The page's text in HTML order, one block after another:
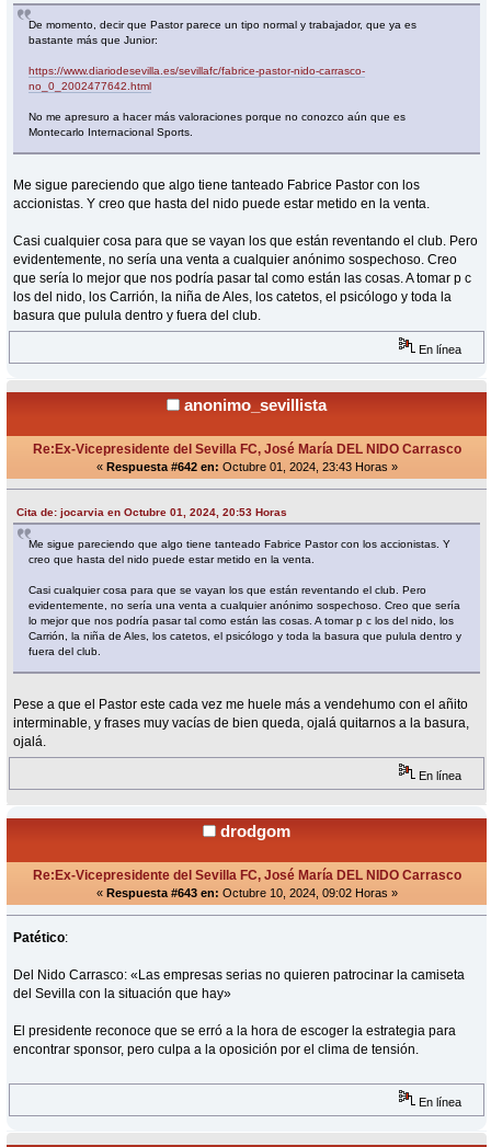
De momento, decir que Pastor parece un tipo normal y trabajador, que ya es
bastante más que Junior:
https://www.diariodesevilla.es/sevillafc/fabrice-pastor-nido-carrasco-
no_0_2002477642.html
No me apresuro a hacer más valoraciones porque no conozco aún que es
Montecarlo Internacional Sports.
Me sigue pareciendo que algo tiene tanteado Fabrice Pastor con los
accionistas. Y creo que hasta del nido puede estar metido en la venta.
Casi cualquier cosa para que se vayan los que están reventando el club. Pero
evidentemente, no sería una venta a cualquier anónimo sospechoso. Creo
que sería lo mejor que nos podría pasar tal como están las cosas. A tomar p c
los del nido, los Carrión, la niña de Ales, los catetos, el psicólogo y toda la
basura que pulula dentro y fuera del club.
En línea
anonimo_sevillista
Re:Ex-Vicepresidente del Sevilla FC, José María DEL NIDO Carrasco
« Respuesta #642 en: Octubre 01, 2024, 23:43 Horas »
Cita de: jocarvia en Octubre 01, 2024, 20:53 Horas
Me sigue pareciendo que algo tiene tanteado Fabrice Pastor con los accionistas. Y
creo que hasta del nido puede estar metido en la venta.
Casi cualquier cosa para que se vayan los que están reventando el club. Pero
evidentemente, no sería una venta a cualquier anónimo sospechoso. Creo que sería
lo mejor que nos podría pasar tal como están las cosas. A tomar p c los del nido, los
Carrión, la niña de Ales, los catetos, el psicólogo y toda la basura que pulula dentro y
fuera del club.
Pese a que el Pastor este cada vez me huele más a vendehumo con el añito
interminable, y frases muy vacías de bien queda, ojalá quitarnos a la basura,
ojalá.
En línea
drodgom
Re:Ex-Vicepresidente del Sevilla FC, José María DEL NIDO Carrasco
« Respuesta #643 en: Octubre 10, 2024, 09:02 Horas »
Patético:
Del Nido Carrasco: «Las empresas serias no quieren patrocinar la camiseta
del Sevilla con la situación que hay»
El presidente reconoce que se erró a la hora de escoger la estrategia para
encontrar sponsor, pero culpa a la oposición por el clima de tensión.
En línea